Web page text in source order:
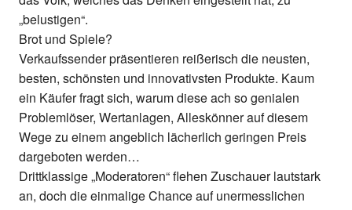
„belustigen“.
Brot und Spiele?
Verkaufssender präsentieren reißerisch die neusten,
besten, schönsten und innovativsten Produkte. Kaum
ein Käufer fragt sich, warum diese ach so genialen
Problemlöser, Wertanlagen, Alleskönner auf diesem
Wege zu einem angeblich lächerlich geringen Preis
dargeboten werden…
Drittklassige „Moderatoren“ flehen Zuschauer lautstark
an, doch die einmalige Chance auf unermesslichen